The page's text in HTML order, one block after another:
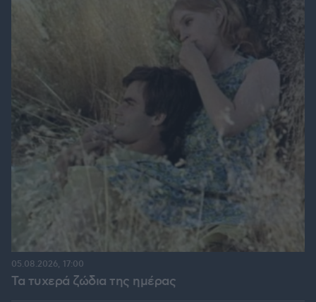
Τα τυχερά ζώδια της ημέρας
05.08.2026, 17:00